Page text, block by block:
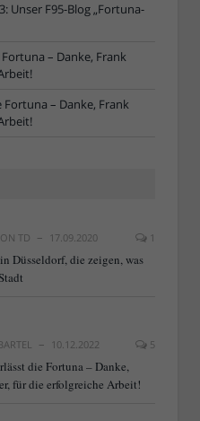
Unser F95-Blog „Fortuna-
– Danke, Frank
Fortuna – Danke, Frank
TD 17.09.2020 1
Düsseldorf, die zeigen, was
10.12.2022 5
die Fortuna – Danke,
für die erfolgreiche Arbeit!